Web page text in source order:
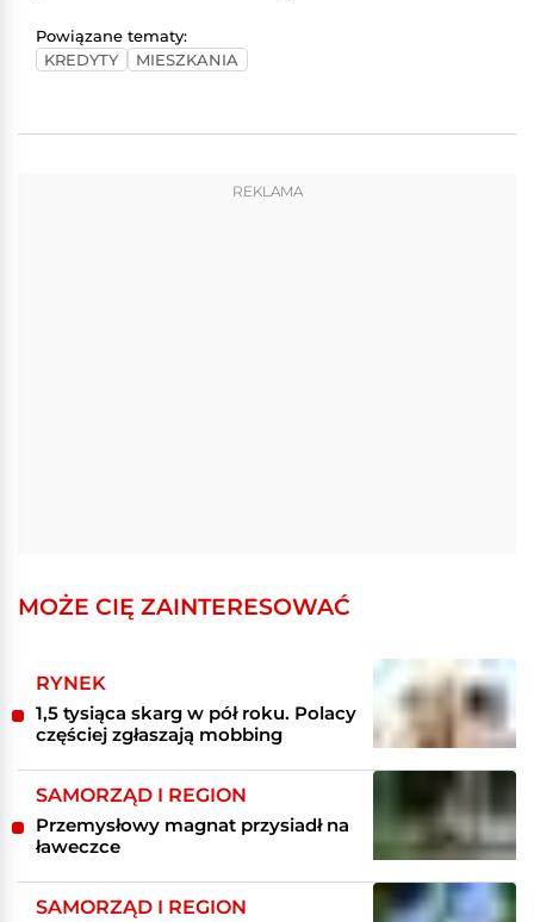
Powiązane tematy:
KREDYTY
MIESZKANIA
REKLAMA
MOŻE CIĘ ZAINTERESOWAĆ
RYNEK
1,5 tysiąca skarg w pół roku. Polacy
częściej zgłaszają mobbing
SAMORZĄD I REGION
Przemysłowy magnat przysiadł na
ławeczce
SAMORZĄD I REGION